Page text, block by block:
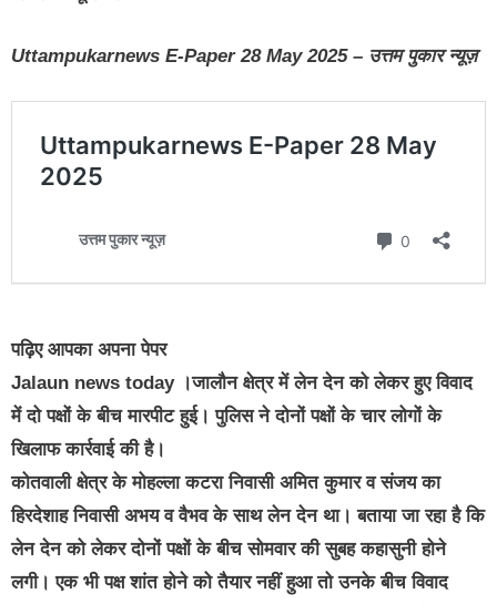
Uttampukarnews E-Paper 28 May 2025 – उत्तम पुकार न्यूज़
पढ़िए आपका अपना पेपर
Jalaun news today ।जालौन क्षेत्र में लेन देन को लेकर हुए विवाद
में दो पक्षों के बीच मारपीट हुई। पुलिस ने दोनों पक्षों के चार लोगों के
खिलाफ कार्रवाई की है।
कोतवाली क्षेत्र के मोहल्ला कटरा निवासी अमित कुमार व संजय का
हिरदेशाह निवासी अभय व वैभव के साथ लेन देन था। बताया जा रहा है कि
लेन देन को लेकर दोनों पक्षों के बीच सोमवार की सुबह कहासुनी होने
लगी। एक भी पक्ष शांत होने को तैयार नहीं हुआ तो उनके बीच विवाद